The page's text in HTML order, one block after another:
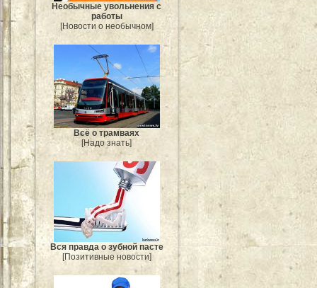
Необычные увольнения с
работы
[Новости о необычном]
Всё о трамваях
[Надо знать]
Вся правда о зубной пасте
[Позитивные новости]